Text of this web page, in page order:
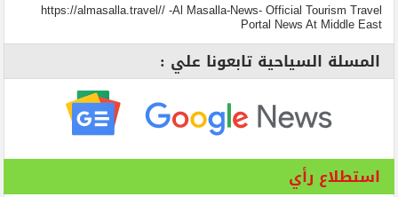
https://almasalla.travel// -Al Masalla-News- Official Tourism Travel
Portal News At Middle East
المسلة السياحية تابعونا علي :
استطلاع رأي